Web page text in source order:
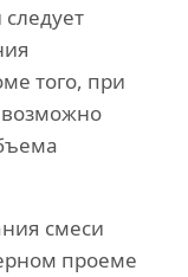
того, при
смеси
проеме